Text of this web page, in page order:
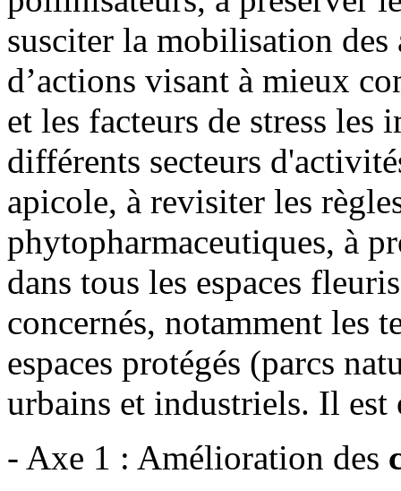
susciter la mobilisation
d’actions visant à mieux
et les facteurs de stress les
différents secteurs
apicole, à revisiter les
phytopharmaceutiques, à
dans tous les espaces
concernés, notamment les
espaces protégés (parcs
urbains et industriels. Il est
- Axe 1 : Amélioration des